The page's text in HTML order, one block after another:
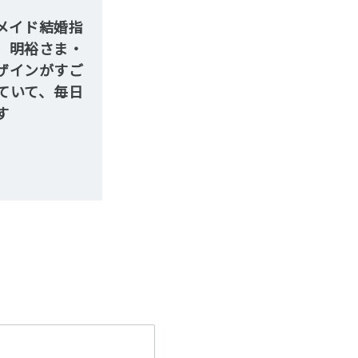
イド結婚指
裕さま・
ンがすご
いて、毎日